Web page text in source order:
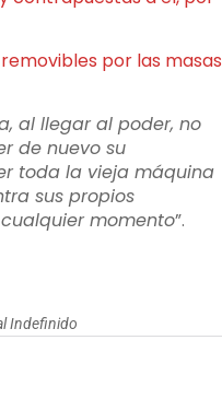
por las masas
al llegar al poder, no
de nuevo su
toda la vieja máquina
sus propios
momento”.
Indefinido